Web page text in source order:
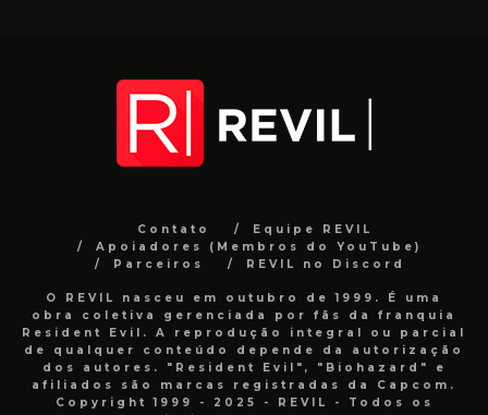
Contato
Equipe REVIL
Apoiadores (Membros do YouTube)
Parceiros
REVIL no Discord
O REVIL nasceu em outubro de 1999. É uma
obra coletiva gerenciada por fãs da franquia
Resident Evil. A reprodução integral ou parcial
de qualquer conteúdo depende da autorização
dos autores. "Resident Evil", "Biohazard" e
afiliados são marcas registradas da Capcom.
Copyright 1999 - 2025 - REVIL - Todos os